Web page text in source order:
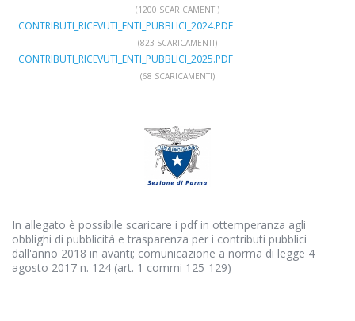
(1200 SCARICAMENTI)
CONTRIBUTI_RICEVUTI_ENTI_PUBBLICI_2024.PDF
(823 SCARICAMENTI)
CONTRIBUTI_RICEVUTI_ENTI_PUBBLICI_2025.PDF
(68 SCARICAMENTI)
In allegato è possibile scaricare i pdf in ottemperanza agli
obblighi di pubblicità e trasparenza per i contributi pubblici
dall'anno 2018 in avanti; comunicazione a norma di legge 4
agosto 2017 n. 124 (art. 1 commi 125-129)